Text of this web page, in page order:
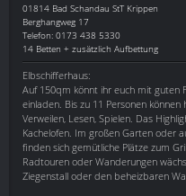
01814 Bad Schandau StT Krippen
Berghangweg 17
Telefon: 0173 438 5330
14 Betten + zusätzlich Aufbettung
Elbschifferhaus:
Auf 150qm könnt ihr euch mit guten
einladen. Bis zu 11 Personen können
Verweilen, Lesen, Spielen. Das
Kachelofen. Im großen Garten oder
finden sich gemütliche Plätze zum
Radtouren oder Wanderungen
Ziegenstall oder den beheizbaren